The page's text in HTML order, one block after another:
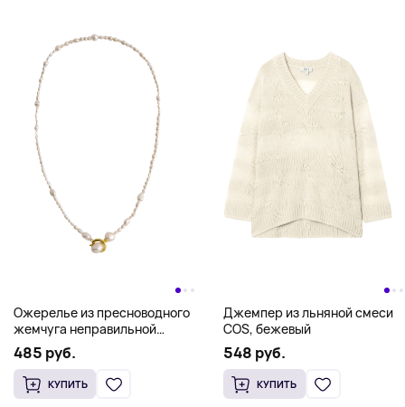
Ожерелье из пресноводного
жемчуга неправильной
формы COS
485 руб.
КУПИТЬ
Джемпер из льняной смеси
COS, бежевый
548 руб.
КУПИТЬ